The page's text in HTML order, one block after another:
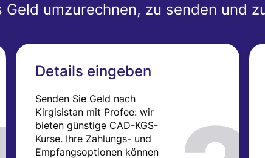
umzurechnen, zu senden und
Details eingeben
Senden Sie Geld nach
Kirgisistan mit Profee: wir
bieten günstige CAD-KGS-
Kurse. Ihre Zahlungs- und
Empfangsoptionen können